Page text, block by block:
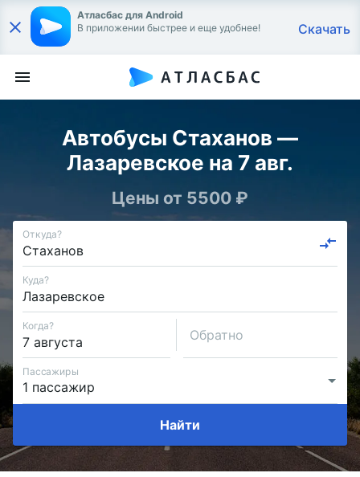
Атласбас для Android
В приложении быстрее и еще удобнее!
Скачать
Автобусы Стаханов —
Лазаревское на 7 авг.
Цены от 5500 ₽
Откуда?
Куда?
Когда?
Обратно
Пассажиры
Найти